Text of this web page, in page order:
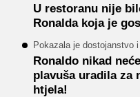
U restoranu nije
Ronalda koja je
Pokazala je dostojanstvo
Ronaldo nikad
plavuša uradila za
htjela!